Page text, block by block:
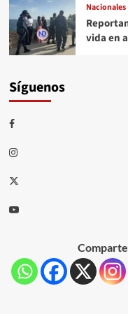
Nacionales
vida en
Síguenos